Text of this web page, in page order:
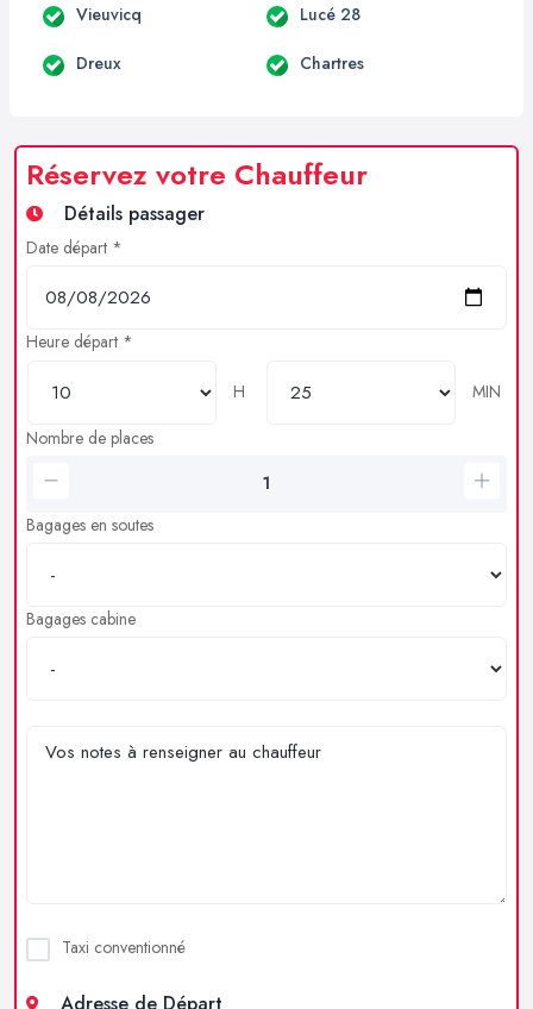
Vieuvicq Lucé 28
Dreux Chartres
Réservez votre Chauffeur
Détails passager
Date départ *
Heure départ *
H
MIN
Nombre de places
Bagages en soutes
Bagages cabine
Taxi conventionné
Adresse de Départ